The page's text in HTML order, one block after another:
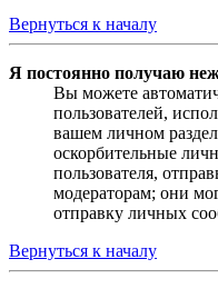
Вернуться к началу
Я постоянно получаю
Вы можете
пользователей,
вашем личном
оскорбительные
пользователя,
модераторам; они
отправку личных
Вернуться к началу